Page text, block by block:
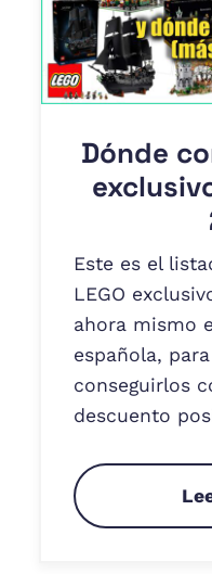
Dónde
Este es el
LEGO
ahora mismo
española,
conseguirlos
descuento